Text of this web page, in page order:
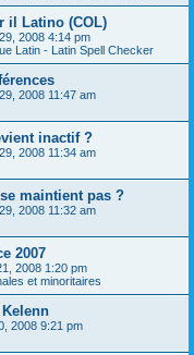
il Latino (COL)
2008 4:14 pm
Latin - Latin Spell Checker
2008 11:47 am
inactif ?
2008 11:34 am
maintient pas ?
2008 11:32 am
2007
2008 1:20 pm
et minoritaires
2008 9:21 pm